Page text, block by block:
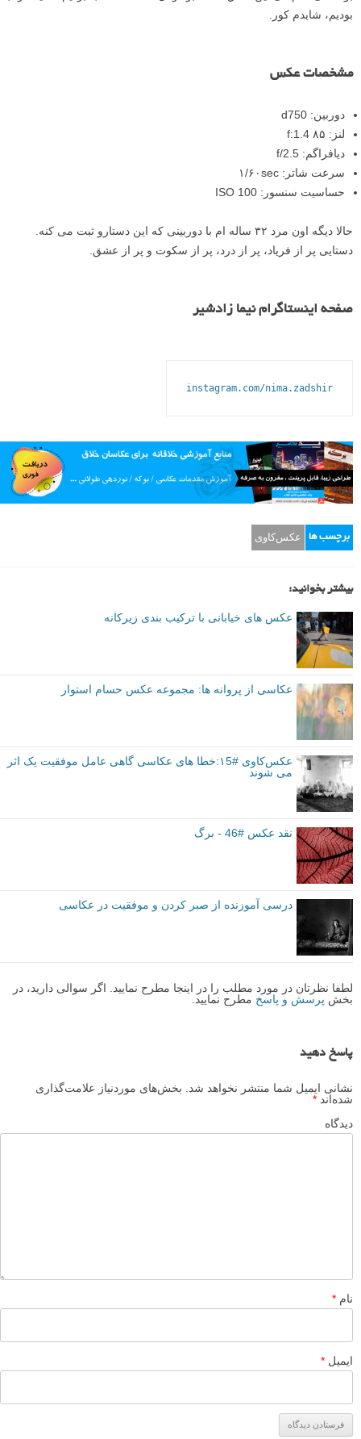
بودیم، شایدم کور.
مشخصات عکس
دوربین: d750
لنز: ۸۵ f:1.4
دیافراگم: f/2.5
سرعت شاتر: ۱/۶۰sec
حساسیت سنسور: ISO 100
حالا دیگه اون مرد ۳۲ ساله ام با دوربینی که این دستارو ثبت می کنه.
دستایی پر از فریاد، پر از درد، پر از سکوت و پر از عشق.
صفحه اینستاگرام نیما زادشیر
instagram.com/nima.zadshir
برچسب ها عکس‌کاوی
بیشتر بخوانید:
عکس های خیابانی با ترکیب بندی زیرکانه
عکاسی از پروانه ها: مجموعه عکس حسام استوار
عکس‌کاوی #۱5:خطا های عکاسی گاهی عامل موفقیت یک اثر
می شوند
نقد عکس #46 - برگ
درسی آموزنده از صبر کردن و موفقیت در عکاسی
لطفا نظرتان در مورد مطلب را در اینجا مطرح نمایید. اگر سوالی دارید، در
بخش پرسش و پاسخ مطرح نمایید.
پاسخ دهید
نشانی ایمیل شما منتشر نخواهد شد.
بخش‌های موردنیاز علامت‌گذاری
شده‌اند *
دیدگاه
نام *
ایمیل *